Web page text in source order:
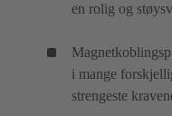
en rolig og
i mange
strengeste